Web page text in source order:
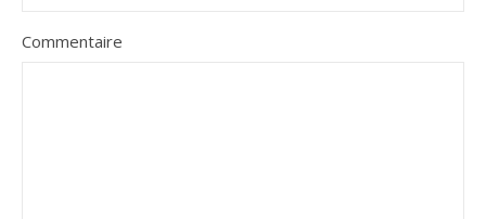
Commentaire